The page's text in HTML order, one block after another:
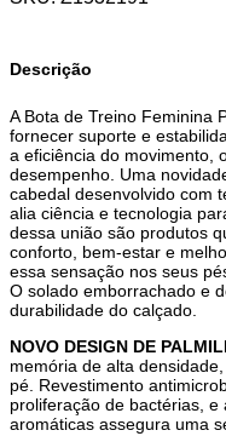
Descrição
A Bota de Treino Feminina
fornecer suporte e
a eficiência do movimento,
desempenho. Uma
cabedal desenvolvido com
alia ciência e tecnologia
dessa união são produtos
conforto, bem-estar e
essa sensação nos seus
O solado emborrachado e
durabilidade do calçado.
NOVO DESIGN DE
memória de alta
pé. Revestimento
proliferação de bactérias,
aromáticas assegura uma